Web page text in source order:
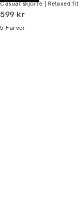
Du kan indløse
alle butikker og
Casual skjorte | Relaxed fit
I alt (inkl. rabat)
599 kr
5 Farver